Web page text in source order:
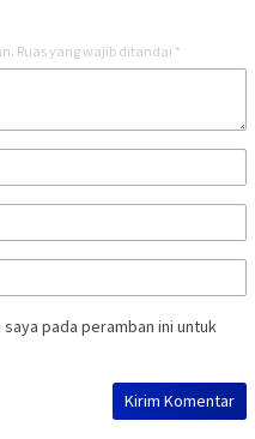
Ruas yang wajib ditandai *
pada peramban ini untuk